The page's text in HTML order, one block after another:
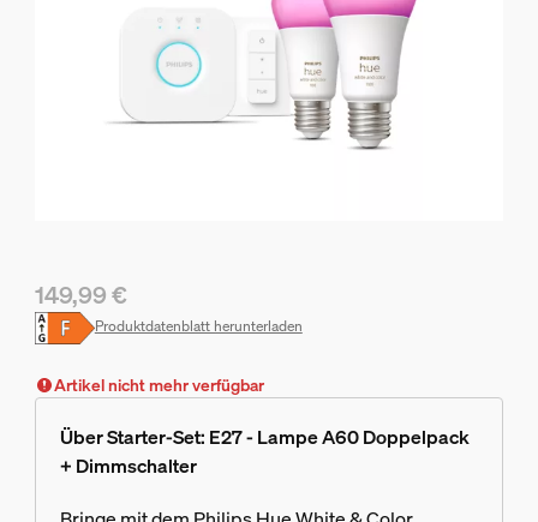
Aktueller Preis ist 149,99 €
149,99 €
Produktdatenblatt herunterladen
Artikel nicht mehr verfügbar
Über Starter-Set: E27 - Lampe A60 Doppelpack
+ Dimmschalter